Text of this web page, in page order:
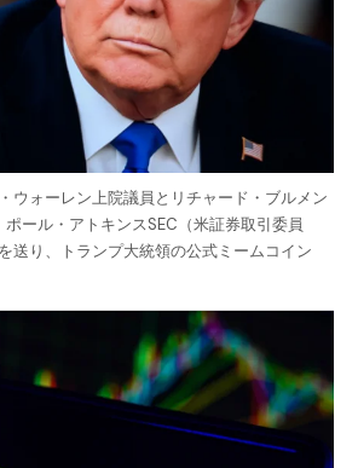
ウォーレン上院議員とリチャード・ブルメン
ール・アトキンスSEC（米証券取引委員
送り、トランプ大統領の公式ミームコイン